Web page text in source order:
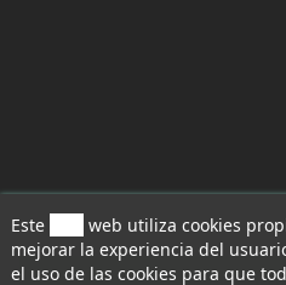
Este
web utiliza cookies
mejorar la experiencia del
el uso de las cookies para que